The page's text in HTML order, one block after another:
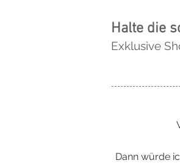
Exklusive
Halte die
Dann würde